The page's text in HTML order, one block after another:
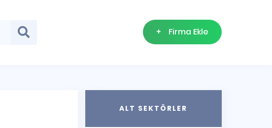
+ Firma Ekle
ALT SEKTÖRLER